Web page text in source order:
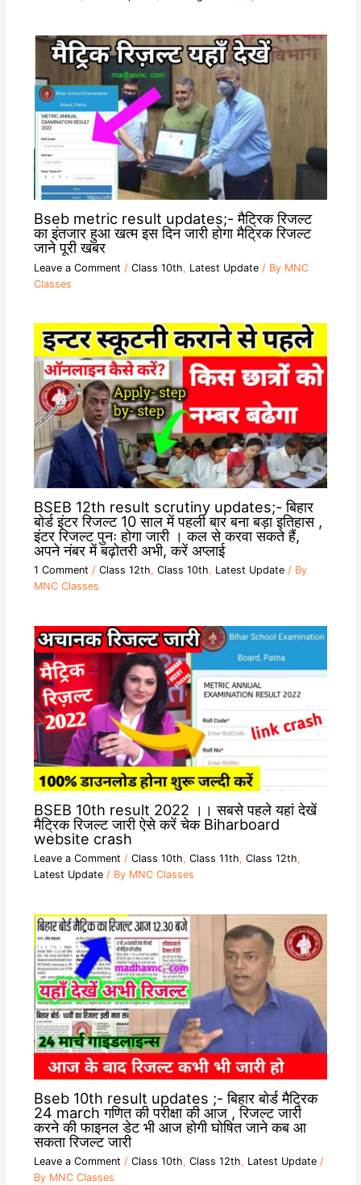
Bseb metric result updates;- मैट्रिक रिजल्ट
का इंतजार हुआ खत्म इस दिन जारी होगा मैट्रिक रिजल्ट
जाने पूरी खबर
Leave a Comment / Class 10th, Latest Update/ By MNC
Classes
BSEB 12th result scrutiny updates;- बिहार
बोर्ड इंटर रिजल्ट 10 साल में पहली बार बना बड़ा इतिहास ,
इंटर रिजल्ट पुनः होगा जारी । कल से करवा सकते हैं,
अपने नंबर में बढ़ोतरी अभी, करें अप्लाई
1 Comment / Class 12th, Class 10th, Latest Update/ By
MNC Classes
BSEB 10th result 2022 ।। सबसे पहले यहां देखें
मैट्रिक रिजल्ट जारी ऐसे करें चेक Biharboard
website crash
Leave a Comment / Class 10th, Class 11th, Class 12th,
Latest Update/ By MNC Classes
Bseb 10th result updates ;- बिहार बोर्ड मैट्रिक
24 march गणित की परीक्षा की आज , रिजल्ट जारी
करने की फाइनल डेट भी आज होगी घोषित जाने कब आ
सकता रिजल्ट जारी
Leave a Comment / Class 10th, Class 12th, Latest Update/
By MNC Classes